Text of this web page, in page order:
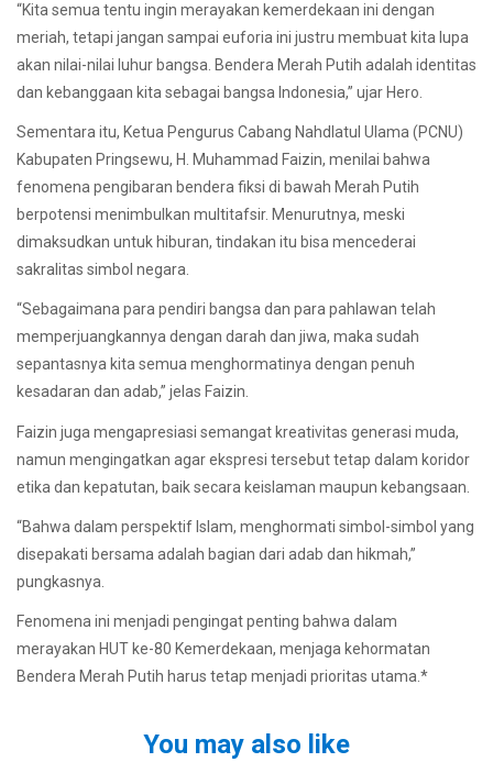
“Kita semua tentu ingin merayakan kemerdekaan ini dengan
meriah, tetapi jangan sampai euforia ini justru membuat kita lupa
akan nilai-nilai luhur bangsa. Bendera Merah Putih adalah identitas
dan kebanggaan kita sebagai bangsa Indonesia,” ujar Hero.
Sementara itu, Ketua Pengurus Cabang Nahdlatul Ulama (PCNU)
Kabupaten Pringsewu, H. Muhammad Faizin, menilai bahwa
fenomena pengibaran bendera fiksi di bawah Merah Putih
berpotensi menimbulkan multitafsir. Menurutnya, meski
dimaksudkan untuk hiburan, tindakan itu bisa mencederai
sakralitas simbol negara.
“Sebagaimana para pendiri bangsa dan para pahlawan telah
memperjuangkannya dengan darah dan jiwa, maka sudah
sepantasnya kita semua menghormatinya dengan penuh
kesadaran dan adab,” jelas Faizin.
Faizin juga mengapresiasi semangat kreativitas generasi muda,
namun mengingatkan agar ekspresi tersebut tetap dalam koridor
etika dan kepatutan, baik secara keislaman maupun kebangsaan.
“Bahwa dalam perspektif Islam, menghormati simbol-simbol yang
disepakati bersama adalah bagian dari adab dan hikmah,”
pungkasnya.
Fenomena ini menjadi pengingat penting bahwa dalam
merayakan HUT ke-80 Kemerdekaan, menjaga kehormatan
Bendera Merah Putih harus tetap menjadi prioritas utama.*
You may also like